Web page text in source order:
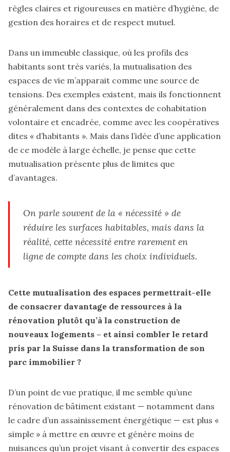
règles claires et rigoureuses en matière d’hygiène, de
gestion des horaires et de respect mutuel.
Dans un immeuble classique, où les profils des
habitants sont très variés, la mutualisation des
espaces de vie m’apparait comme une source de
tensions. Des exemples existent, mais ils fonctionnent
généralement dans des contextes de cohabitation
volontaire et encadrée, comme avec les coopératives
dites « d’habitants ». Mais dans l’idée d’une application
de ce modèle à large échelle, je pense que cette
mutualisation présente plus de limites que
d’avantages.
On parle souvent de la « nécessité » de
réduire les surfaces habitables, mais dans la
réalité, cette nécessité entre rarement en
ligne de compte dans les choix individuels.
Cette mutualisation des espaces permettrait-elle
de consacrer davantage de ressources à la
rénovation plutôt qu’à la construction de
nouveaux logements – et ainsi combler le retard
pris par la Suisse dans la transformation de son
parc immobilier ?
D’un point de vue pratique, il me semble qu’une
rénovation de bâtiment existant — notamment dans
le cadre d’un assainissement énergétique — est plus «
simple » à mettre en œuvre et génère moins de
nuisances qu’un projet visant à convertir des espaces